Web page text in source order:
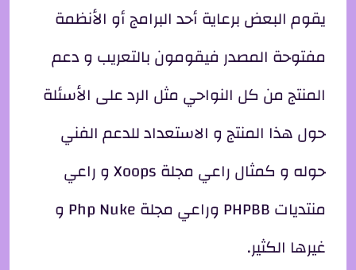
يقوم البعض برعاية أحد البرامج أو الأنظمة
مفتوحة المصدر فيقومون بالتعريب و دعم
المنتج من كل النواحي مثل الرد على الأسئلة
حول هذا المنتج و الاستعداد للدعم الفني
حوله و كمثال راعي مجلة Xoops و راعي
منتديات PHPBB وراعي مجلة Php Nuke و
غيرها الكثير.